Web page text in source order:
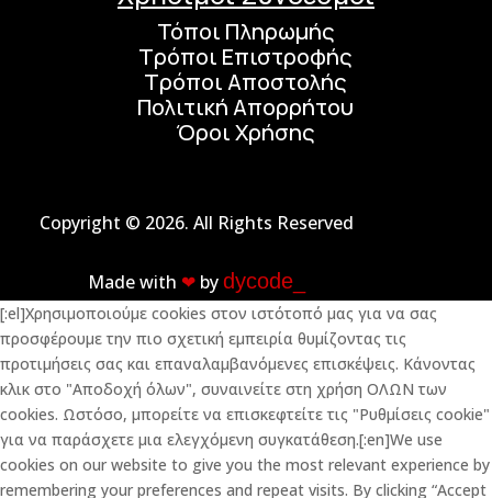
Τόποι Πληρωμής
Τρόποι Επιστροφής
Τρόποι Αποστολής
Πολιτική Απορρήτου
Όροι Χρήσης
Copyright © 2026. All Rights Reserved
Made with ❤︎ bydycode_
[:el]Χρησιμοποιούμε cookies στον ιστότοπό μας για να σας
προσφέρουμε την πιο σχετική εμπειρία θυμίζοντας τις
προτιμήσεις σας και επαναλαμβανόμενες επισκέψεις. Κάνοντας
κλικ στο "Αποδοχή όλων", συναινείτε στη χρήση ΟΛΩΝ των
cookies. Ωστόσο, μπορείτε να επισκεφτείτε τις "Ρυθμίσεις cookie"
για να παράσχετε μια ελεγχόμενη συγκατάθεση.[:en]We use
cookies on our website to give you the most relevant experience by
remembering your preferences and repeat visits. By clicking “Accept